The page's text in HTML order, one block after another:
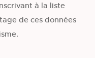
à la liste
de ces données